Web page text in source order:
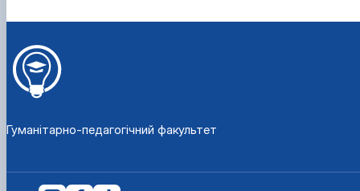
Гуманітарно-педагогічний факультет